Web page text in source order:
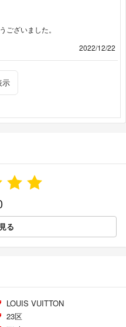
ございました。
2022/12/22
示
る
LOUIS VUITTON
23区